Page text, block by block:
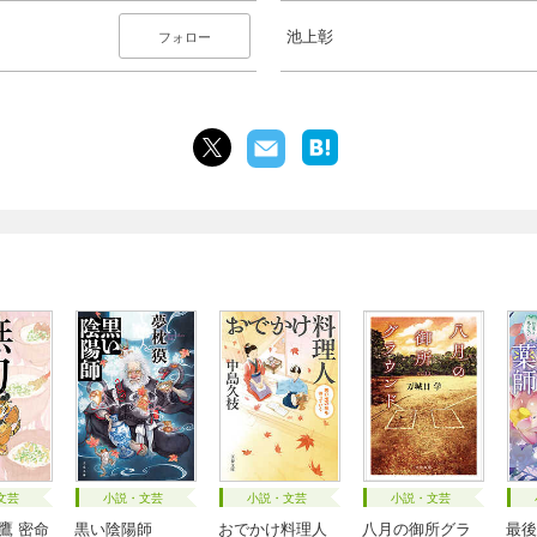
フォロー 池上彰
芸
密命
小説・文芸
黒い陰陽師
小説・文芸
おでかけ料理人
小説・文芸
八月の御所グラ
最